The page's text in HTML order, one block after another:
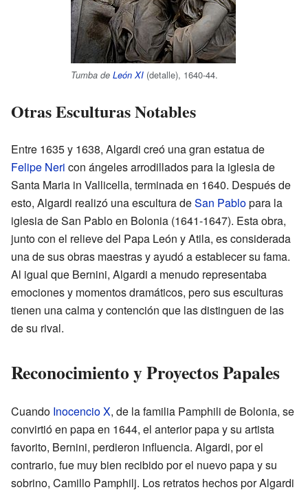
Tumba de León XI (detalle), 1640-44.
Otras Esculturas Notables
Entre 1635 y 1638, Algardi creó una gran estatua de
Felipe Neri con ángeles arrodillados para la iglesia de
Santa Maria in Vallicella, terminada en 1640. Después de
esto, Algardi realizó una escultura deSan Pablopara la
iglesia de San Pablo en Bolonia (1641-1647). Esta obra,
junto con el relieve del Papa León y Atila, es considerada
una de sus obras maestras y ayudó a establecer su fama.
Al igual que Bernini, Algardi a menudo representaba
emociones y momentos dramáticos, pero sus esculturas
tienen una calma y contención que las distinguen de las
de su rival.
Reconocimiento y Proyectos Papales
Cuando Inocencio X, de la familia Pamphili de Bolonia, se
convirtió en papa en 1644, el anterior papa y su artista
favorito, Bernini, perdieron influencia. Algardi, por el
contrario, fue muy bien recibido por el nuevo papa y su
sobrino, Camillo Pamphilj. Los retratos hechos por Algardi